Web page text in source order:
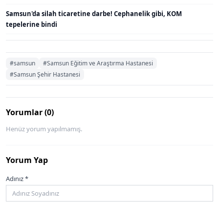
Samsun'da silah ticaretine darbe! Cephanelik gibi, KOM
tepelerine bindi
#samsun
#Samsun Eğitim ve Araştırma Hastanesi
#Samsun Şehir Hastanesi
Yorumlar (0)
Henüz yorum yapılmamış.
Yorum Yap
Adınız *